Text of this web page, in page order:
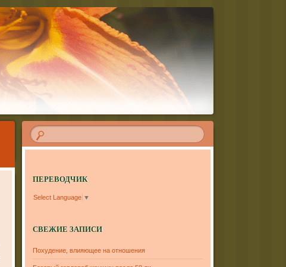
ПЕРЕВОДЧИК
Select Language ▼
СВЕЖИЕ ЗАПИСИ
Похудение, влияющее на отношения